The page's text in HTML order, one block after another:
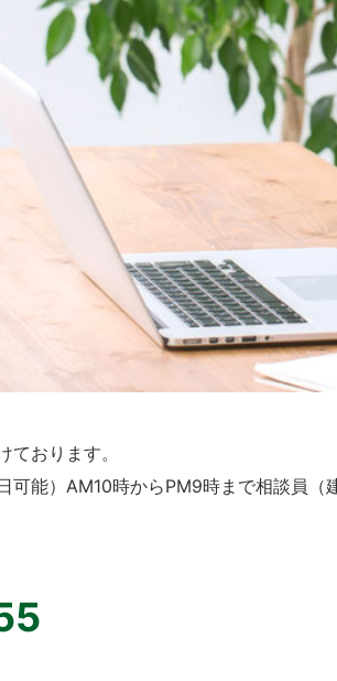
おります。
能）AM10時からPM9時まで相談員（